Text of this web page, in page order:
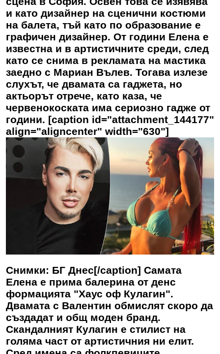
и като дизайнер на сценични костюми
на балета, тъй като по образование е
графичен дизайнер. От години Елена е
известна и в артистичните среди, след
като се снима в рекламата на мастика
заедно с Мариан Вълев. Тогава излезе
слухът, че двамата са гаджета, но
актьорът отрече, като каза, че
червенокоската има сериозно гадже от
години. [caption id="attachment_144177"
align="aligncenter" width="630"]
Снимки: БГ Днес[/caption] Самата
Елена е прима балерина от денс
формацията "Хаус оф Кулагин".
Двамата с Валентин обмислят скоро да
създадат и общ моден бранд.
Скандалният Кулагин е стилист на
голяма част от артистичния ни елит.